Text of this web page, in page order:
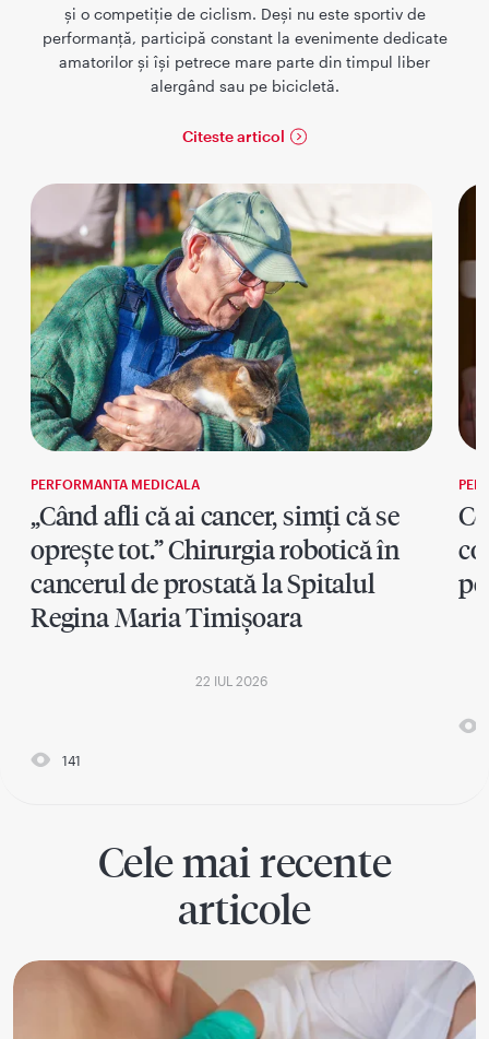
și o competiție de ciclism. Deși nu este sportiv de
performanță, participă constant la evenimente dedicate
amatorilor și își petrece mare parte din timpul liber
alergând sau pe bicicletă.
Citeste articol
PERFORMANTA MEDICALA
„Când afli că ai cancer, simți că se
oprește tot.” Chirurgia robotică în
cancerul de prostată la Spitalul
Regina Maria Timișoara
22 IUL 2026
141
Cele mai recente
articole